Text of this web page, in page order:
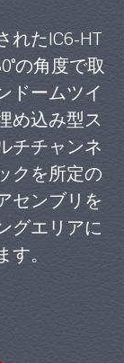
れたIC6-HT
の角度で取
ドームツイ
め込み型ス
チチャンネ
クを所定の
センブリを
グエリアに
。